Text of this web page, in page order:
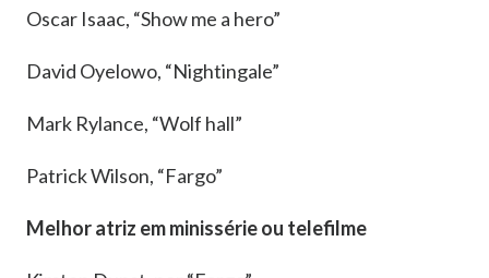
Oscar Isaac, “Show me a hero”
David Oyelowo, “Nightingale”
Mark Rylance, “Wolf hall”
Patrick Wilson, “Fargo”
Melhor atriz em minissérie ou telefilme